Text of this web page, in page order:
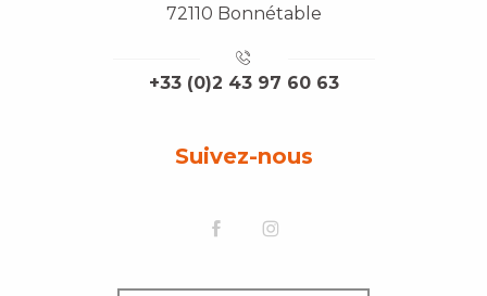
72110 Bonnétable
+33 (0)2 43 97 60 63
Suivez-nous